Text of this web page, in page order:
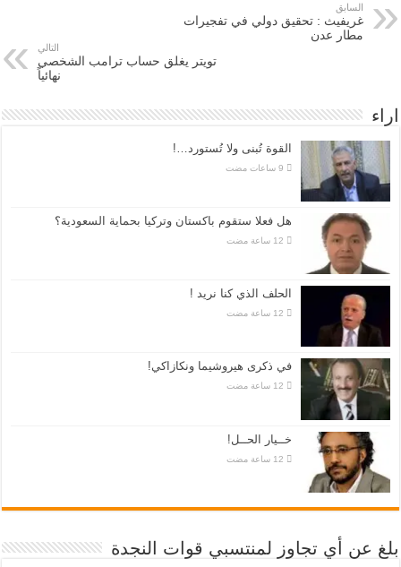
السابق
غريفيث : تحقيق دولي في تفجيرات
مطار عدن
التالي
تويتر يغلق حساب ترامب الشخصي
نهائياً
اراء
القوة تُبنى ولا تُستورد…!
هل فعلا ستقوم باكستان وتركيا بحماية السعودية؟
الحلف الذي كنا نريد !
في ذكرى هيروشيما ونكازاكي!
خــيار الحــل!
بلغ عن أي تجاوز لمنتسبي قوات النجدة